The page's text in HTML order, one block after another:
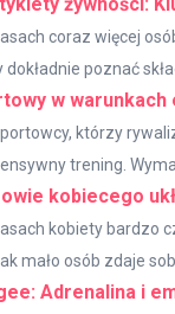
coraz więcej
poznać
w
którzy
trening.
kobiecego
kobiety bardzo
mało osób zdaje
Adrenalina i